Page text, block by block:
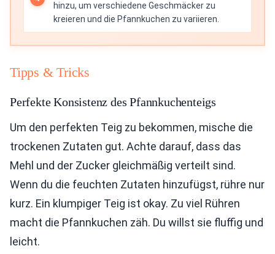
hinzu, um verschiedene Geschmäcker zu
kreieren und die Pfannkuchen zu variieren.
Tipps & Tricks
Perfekte Konsistenz des Pfannkuchenteigs
Um den perfekten Teig zu bekommen, mische die
trockenen Zutaten gut. Achte darauf, dass das
Mehl und der Zucker gleichmäßig verteilt sind.
Wenn du die feuchten Zutaten hinzufügst, rühre nur
kurz. Ein klumpiger Teig ist okay. Zu viel Rühren
macht die Pfannkuchen zäh. Du willst sie fluffig und
leicht.